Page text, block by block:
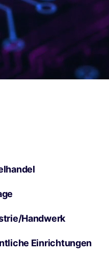
Handwerk
Einrichtungen